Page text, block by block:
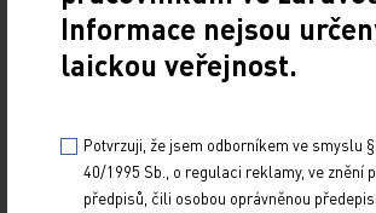
Informace nejsou
laickou veřejnost.
Potvrzuji, že jsem odborníkem ve smyslu
40/1995 Sb., o regulaci reklamy, ve znění
předpisů, čili osobou oprávněnou